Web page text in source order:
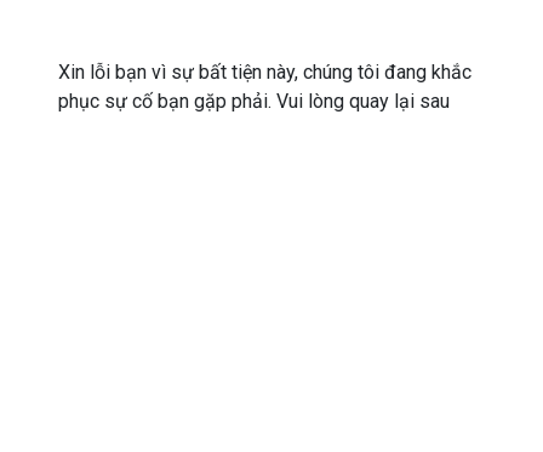
Xin lỗi bạn vì sự bất tiện này, chúng tôi đang khắc
phục sự cố bạn gặp phải. Vui lòng quay lại sau